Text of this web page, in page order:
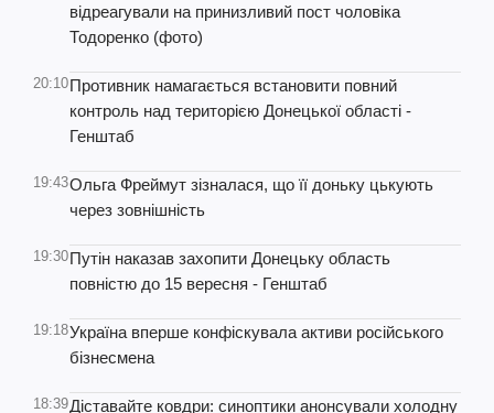
відреагували на принизливий пост чоловіка
Тодоренко (фото)
20:10Противник намагається встановити повний
контроль над територією Донецької області -
Генштаб
19:43Ольга Фреймут зізналася, що її доньку цькують
через зовнішність
19:30Путін наказав захопити Донецьку область
повністю до 15 вересня - Генштаб
19:18Україна вперше конфіскувала активи російського
бізнесмена
18:39Діставайте ковдри: синоптики анонсували холодну